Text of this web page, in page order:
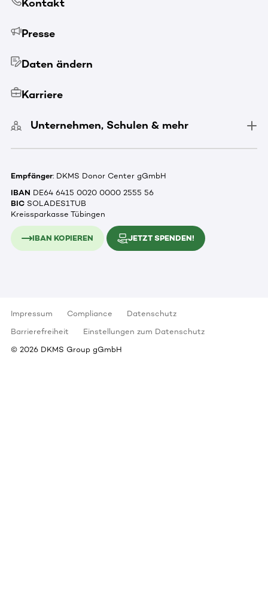
Kontakt
Presse
Daten ändern
Karriere
Unternehmen, Schulen & mehr
Empfänger: DKMS Donor Center gGmbH
IBAN DE64 6415 0020 0000 2555 56
BIC SOLADES1TUB
Kreissparkasse Tübingen
IBAN KOPIEREN JETZT SPENDEN!
Impressum Compliance
Datenschutz
Barrierefreiheit
Einstellungen zum Datenschutz
© 2026 DKMS Group gGmbH